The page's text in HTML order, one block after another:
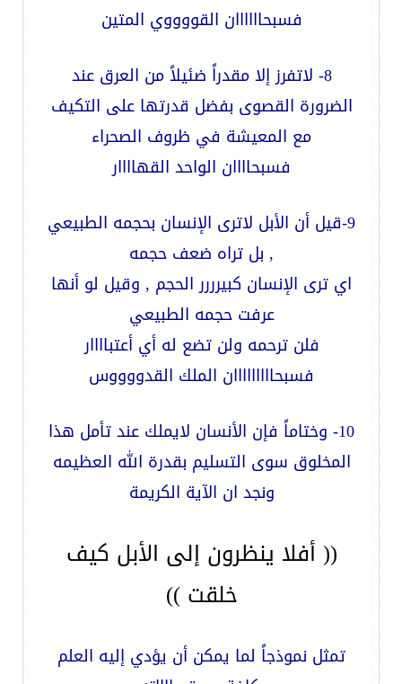
فسبحاااااان القووووي المتين
8- لاتفرز إلا مقدراً ضئيلاً من العرق عند
الضرورة القصوى بفضل قدرتها على التكيف
مع المعيشة في ظروف الصحراء
فسبحاااان الواحد القهاااار
9-قيل أن الأبل لاترى الإنسان بحجمه الطبيعي
, بل تراه ضعف حجمه
اي ترى الإنسان كبيرررر الحجم , وقيل لو أنها
عرفت حجمه الطبيعي
فلن ترحمه ولن تضع له أي أعتباااار
فسبحااااااااان الملك القدووووس
10- وختاماً فإن الأنسان لايملك عند تأمل هذا
المخلوق سوى التسليم بقدرة الله العظيمه
ونجد ان الآية الكريمة
(( أفلا ينظرون إلى الأبل كيف
خلقت ))
تمثل نموذجاً لما يمكن أن يؤدي إليه العلم